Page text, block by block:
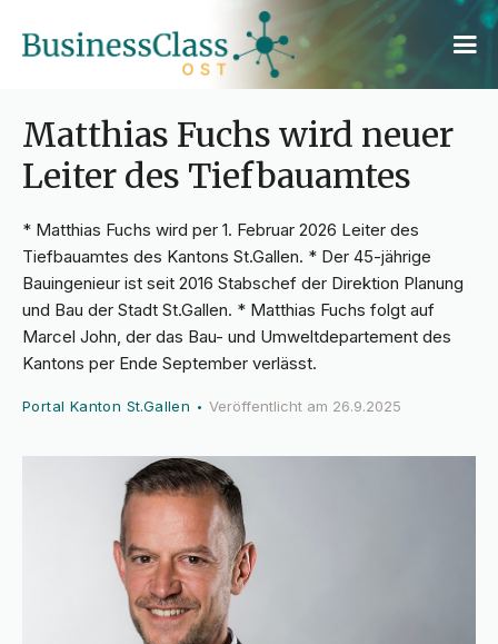
Matthias Fuchs wird neuer
Leiter des Tiefbauamtes
* Matthias Fuchs wird per 1. Februar 2026 Leiter des
Tiefbauamtes des Kantons St.Gallen. * Der 45-jährige
Bauingenieur ist seit 2016 Stabschef der Direktion Planung
und Bau der Stadt St.Gallen. * Matthias Fuchs folgt auf
Marcel John, der das Bau- und Umweltdepartement des
Kantons per Ende September verlässt.
Portal Kanton St.Gallen •Veröffentlicht am 26.9.2025